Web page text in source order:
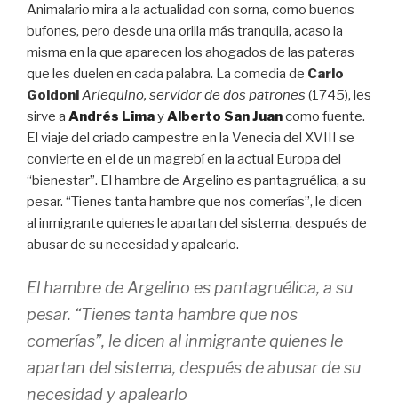
Animalario mira a la actualidad con sorna, como buenos
bufones, pero desde una orilla más tranquila, acaso la
misma en la que aparecen los ahogados de las pateras
que les duelen en cada palabra. La comedia de Carlo
GoldoniArlequino, servidor de dos patrones (1745), les
sirve a Andrés LimayAlberto San Juancomo fuente.
El viaje del criado campestre en la Venecia del XVIII se
convierte en el de un magrebí en la actual Europa del
“bienestar”. El hambre de Argelino es pantagruélica, a su
pesar. “Tienes tanta hambre que nos comerías”, le dicen
al inmigrante quienes le apartan del sistema, después de
abusar de su necesidad y apalearlo.
El hambre de Argelino es pantagruélica, a su
pesar. “Tienes tanta hambre que nos
comerías”, le dicen al inmigrante quienes le
apartan del sistema, después de abusar de su
necesidad y apalearlo